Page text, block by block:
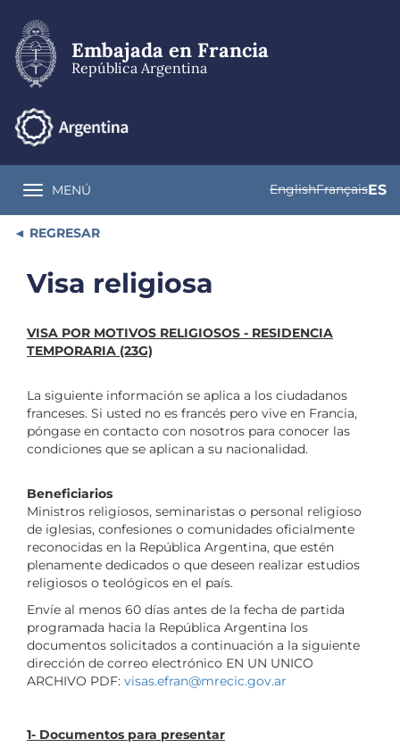
contenido
principal
Embajada en Francia
República Argentina
Toggle navigation
MENÚ EnglishFrançaisES
REGRESAR
Visa religiosa
VISA POR MOTIVOS RELIGIOSOS - RESIDENCIA
TEMPORARIA (23G)
La siguiente información se aplica a los ciudadanos
franceses. Si usted no es francés pero vive en Francia,
póngase en contacto con nosotros para conocer las
condiciones que se aplican a su nacionalidad.
Beneficiarios
Ministros religiosos, seminaristas o personal religioso
de iglesias, confesiones o comunidades oficialmente
reconocidas en la República Argentina, que estén
plenamente dedicados o que deseen realizar estudios
religiosos o teológicos en el país.
Envíe al menos 60 días antes de la fecha de partida
programada hacia la República Argentina los
documentos solicitados a continuación a la siguiente
dirección de correo electrónico EN UN UNICO
ARCHIVO PDF: visas.efran@mrecic.gov.ar
1- Documentos para presentar